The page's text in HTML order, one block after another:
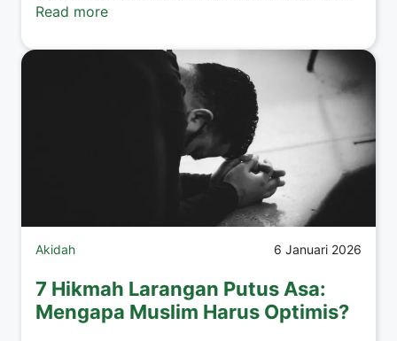
Read more
Akidah 6 Januari 2026
7 Hikmah Larangan Putus Asa:
Mengapa Muslim Harus Optimis?